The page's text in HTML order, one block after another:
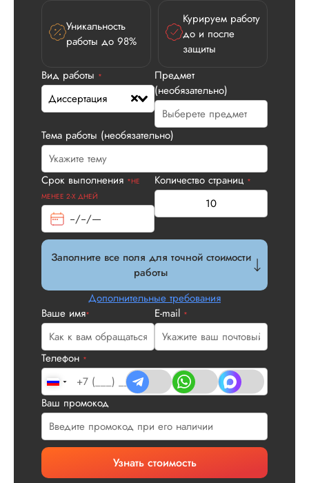
Уникальность
работы до 98%
Курируем работу
до и после
защиты
Вид работы *
Диссертация
Предмет
(необязательно)
Тема работы (необязательно)
Срок выполнения *НЕ
МЕНЕЕ 2-Х ДНЕЙ
Количество страниц *
Заполните все поля для точной стоимости
работы
Дополнительные требования
Ваше имя* E-mail *
Телефон *
Ваш промокод
Узнать стоимость
Диссертация
Дата:2026-05-21
У нас с другом
Нас полностью
устроила стоимость
услуги, наличие
официального
по структуре
плане. Научруки
не задалбывали,
и сказал...
улыбкой! Спасибо.
Ответ от